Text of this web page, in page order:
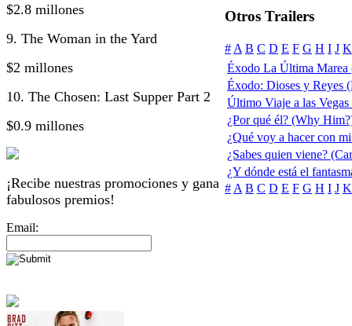
$2.8 millones
9. The Woman in the Yard
$2 millones
10. The Chosen: Last Supper Part 2
$0.9 millones
¡Recibe nuestras promociones y gana
fabulosos premios!
Email:
Otros Trailers
# A B C D E F G H I J K
Éxodo La Última Marea
Éxodo: Dioses y Reyes
Último Viaje a las Vegas
¿Por qué él? (Why
¿Qué voy a hacer con
¿Sabes quien viene?
¿Y dónde está el
# A B C D E F G H I J K